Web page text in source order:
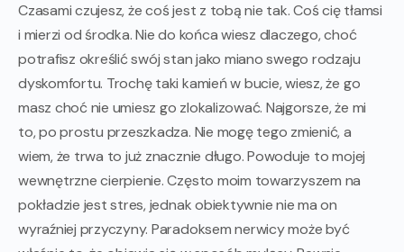
Czasami czujesz, że coś jest z tobą nie tak. Coś cię tłamsi
i mierzi od środka. Nie do końca wiesz dlaczego, choć
potrafisz określić swój stan jako miano swego rodzaju
dyskomfortu. Trochę taki kamień w bucie, wiesz, że go
masz choć nie umiesz go zlokalizować. Najgorsze, że mi
to, po prostu przeszkadza. Nie mogę tego zmienić, a
wiem, że trwa to już znacznie długo. Powoduje to mojej
wewnętrzne cierpienie. Często moim towarzyszem na
pokładzie jest stres, jednak obiektywnie nie ma on
wyraźniej przyczyny. Paradoksem nerwicy może być